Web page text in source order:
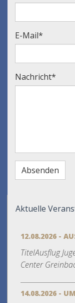
E-Mail*
Nachricht*
Aktuelle
12.08.2026 -
TitelAusflug
Center
14.08.2026 -